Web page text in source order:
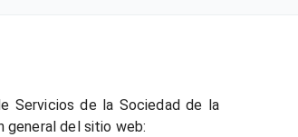
Servicios de la Sociedad de la
general del sitio web: